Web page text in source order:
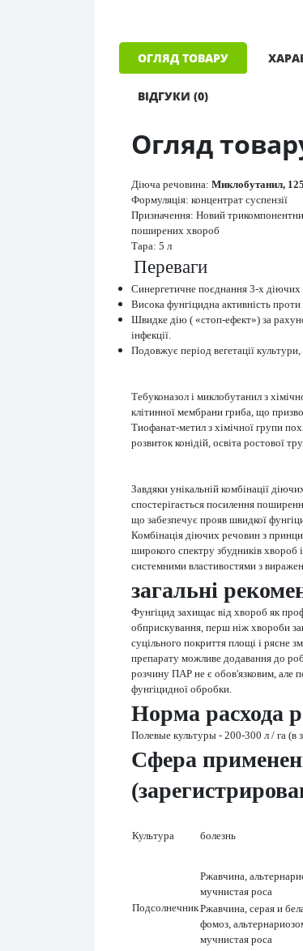
ОГЛЯД ТОВАРУ
ВІДГУКИ (0)
Огляд
Діюча речовина: Миклобутанил,
Формуляція: концентрат суспензії
Призначення: Новий
поширених хвороб
Тара: 5 л
Переваги
Синергетичне поєднання 3-х діючих
Висока фунгіцидна активність
Швидке дію ( «стоп-ефект») за
інфекції.
Подовжує період вегетації
Тебуконазол і миклобутанил з
клітинної мембрани гриба, що
Тиофанат-метил з хімічної групи
розвиток конідій, освіта ростової
Завдяки унікальній комбінації
спостерігається посилення
що забезпечує прояв швидкої
Комбінація діючих речовин з
широкого спектру збудників хвороб
системними властивостями з
загальні
Фунгіцид захищає від хвороб як
обприскування, перш ніж хвороби
суцільного покриття площі і рясне
препарату можливе додавання до
розчину ПАР не є обов'язковим, але
фунгіцидної обробки.
Норма расхода
Полевые культуры - 200-300 л / га (в
Cфера
Культура болезнь
Подсолнечник
Ржавчина,
мучнистая роса
Ржавчина, серая и
фомоз,
мучнистая роса